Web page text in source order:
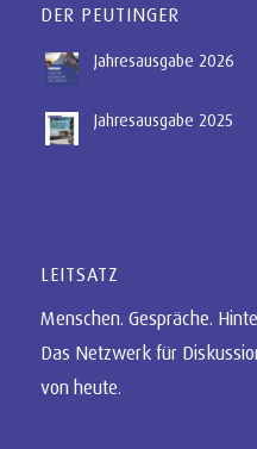
DER PEUTINGER
Jahresausgabe 2026
Jahresausgabe 2025
LEITSATZ
Menschen. Gespräche.
Das Netzwerk für
von heute.